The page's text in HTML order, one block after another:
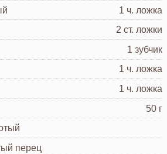
1 ч. ложка
2 ст. ложки
1 зубчик
1 ч. ложка
1 ч. ложка
50 г
перец